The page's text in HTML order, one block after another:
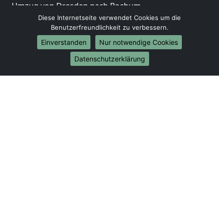
Umzug von Dresden nach Bochum
Umzug von Dresden nach Wuppertal
Umzug von Dresden nach Bielefeld
Umzug von Dresden nach Bonn
Umzug von Dresden nach Münster
Diese Internetseite verwendet Cookies um die
Benutzerfreundlichkeit zu verbessern.
Einverstanden
Nur notwendige Cookies
Datenschutzerklärung